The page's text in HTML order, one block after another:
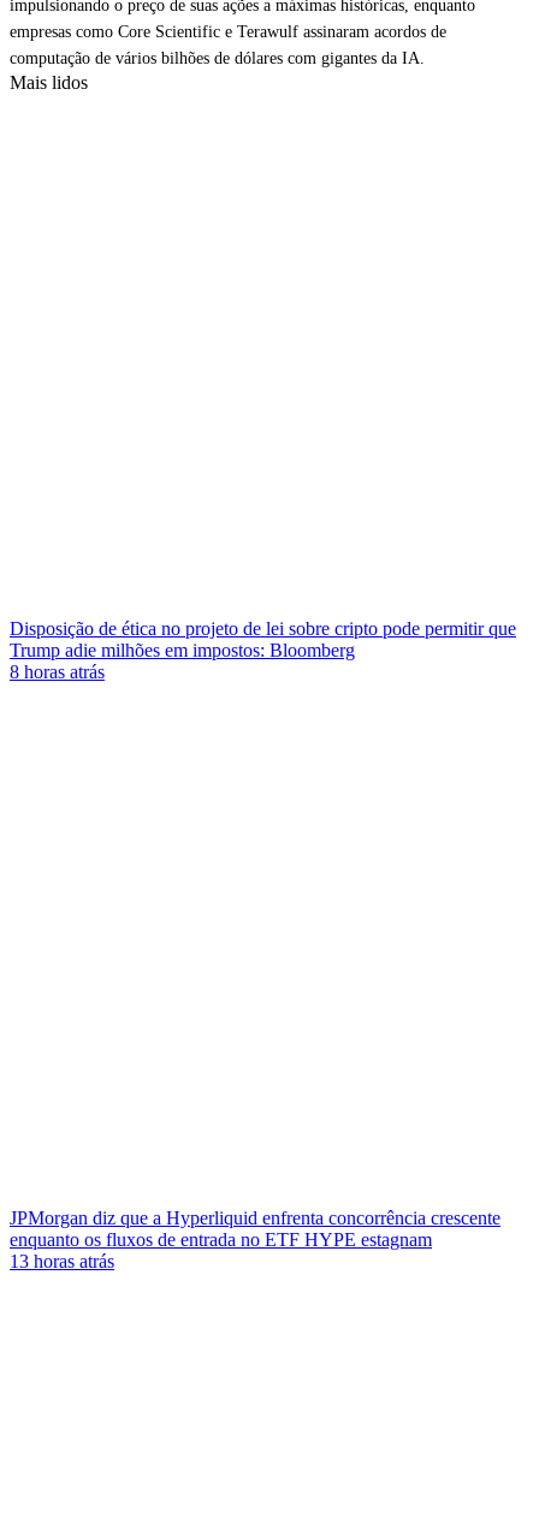
impulsionando o preço de suas ações a máximas históricas, enquanto
empresas como Core Scientific e Terawulf assinaram acordos de
computação de vários bilhões de dólares com gigantes da IA.
Mais lidos
Disposição de ética no projeto de lei sobre cripto pode permitir que
Trump adie milhões em impostos: Bloomberg
8 horas atrás
JPMorgan diz que a Hyperliquid enfrenta concorrência crescente
enquanto os fluxos de entrada no ETF HYPE estagnam
13 horas atrás